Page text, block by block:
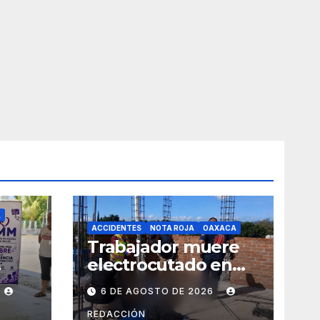
ACCIDENTES NOTA ROJA OAXACA
Trabajador muere
electrocutado en
obra de Soledad
Etla; dos jóvenes
6 DE AGOSTO DE 2026
REDACCIÓN